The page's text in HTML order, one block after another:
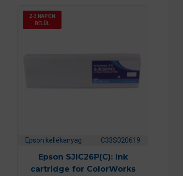
2-3 NAPON
BELÜL
Epson kellékanyag C33S020619
Epson SJIC26P(C): Ink
cartridge for ColorWorks